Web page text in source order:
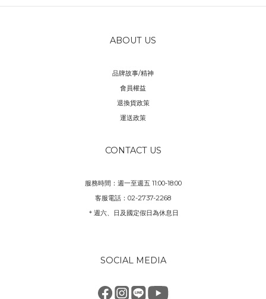
ABOUT US
品牌故事/精神
會員權益
退換貨政策
運送政策
CONTACT US
服務時間：週一至週五 11:00-18:00
客服電話：02-2737-2268
＊週六、日及國定假日為休息日
SOCIAL MEDIA